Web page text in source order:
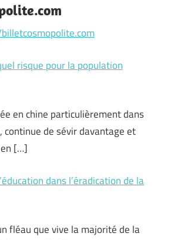
risque pour la population
en chine particulièrement dans
continue de sévir davantage et
[…]
dans l’éradication de la
fléau que vive la majorité de la